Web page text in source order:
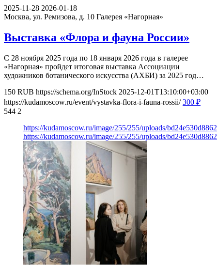
2025-11-28 2026-01-18
Москва, ул. Ремизова, д. 10 Галерея «Нагорная»
Выставка «Флора и фауна России»
С 28 ноября 2025 года по 18 января 2026 года в галерее
«Нагорная» пройдет итоговая выставка Ассоциации
художников ботанического искусства (АХБИ) за 2025 год…
150 RUB https://schema.org/InStock 2025-12-01T13:10:00+03:00
https://kudamoscow.ru/event/vystavka-flora-i-fauna-rossii/ 300 ₽
544 2
https://kudamoscow.ru/image/255/255/uploads/
https://kudamoscow.ru/image/255/255/uploads/